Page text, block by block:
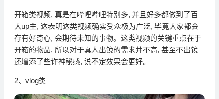
开箱类视频, 真是在哔哩哔哩特别多, 并且好多都做到了百
大up主, 这表明这类视频确实受众极为广泛, 毕竟大家都会
存有好奇心, 会期待未知的事物。这类视频的关键重点在于
开箱的物品, 所以对于真人出镜的需求并不高, 甚至不出镜
还增添了些许神秘感, 说不定效果会更好。
2、vlog类